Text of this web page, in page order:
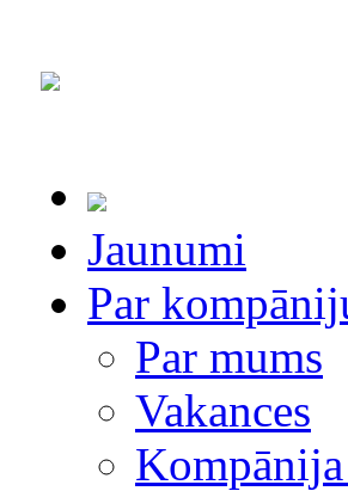
Jaunumi
Par
Par mums
Vakances